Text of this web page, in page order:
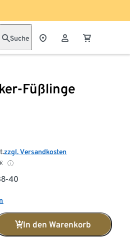
Suche
Füßlinge
zzgl. Versandkosten
40
In den Warenkorb